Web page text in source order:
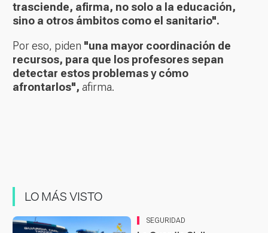
trasciende, afirma, no solo a la educación,
sino a otros ámbitos como el sanitario".
Por eso, piden "una mayor coordinación de
recursos, para que los profesores sepan
detectar estos problemas y cómo
afrontarlos", afirma.
LO MÁS VISTO
SEGURIDAD